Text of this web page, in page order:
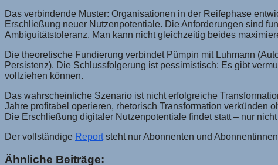
Das verbindende Muster: Organisationen in der Reifephase
Erschließung neuer Nutzenpotentiale. Die Anforderungen sind
Ambiguitätstoleranz. Man kann nicht gleichzeitig beides
Die theoretische Fundierung verbindet Pümpin mit Luhmann
Persistenz). Die Schlussfolgerung ist pessimistisch: Es gibt
vollziehen können.
Das wahrscheinliche Szenario ist nicht erfolgreiche
Jahre profitabel operieren, rhetorisch Transformation verkünden
Die Erschließung digitaler Nutzenpotentiale findet statt – nur
Der vollständige Reportsteht nur Abonnenten und
Ähnliche Beiträge: